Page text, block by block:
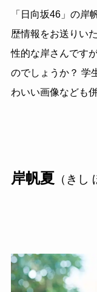
「日向坂46」の岸
歴情報をお送りい
性的な岸さんです
のでしょうか？ 学
わいい画像なども
岸帆夏 （きし